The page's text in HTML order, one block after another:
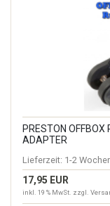
PRESTON
ADAPTER
Lieferzeit: 1-2
17,95 EUR
inkl. 19 % MwSt. zzgl.